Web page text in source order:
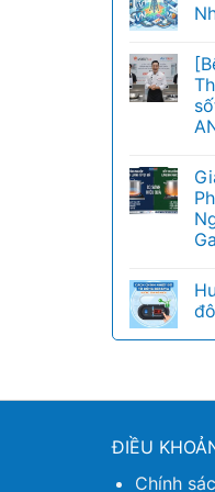
ĐIỀU
Chính